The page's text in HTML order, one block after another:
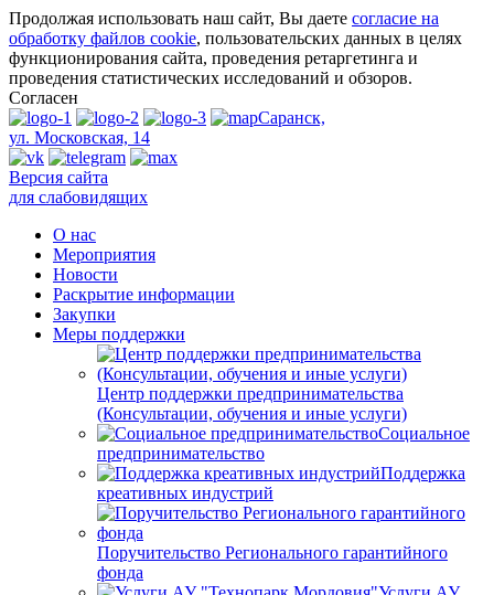
Продолжая использовать наш сайт, Вы даете согласие на
обработку файлов cookie, пользовательских данных в целях
функционирования сайта, проведения ретаргетинга и
проведения статистических исследований и обзоров.
Согласен
Саранск,
ул. Московская, 14
Версия сайта
для слабовидящих
О нас
Мероприятия
Новости
Раскрытие информации
Закупки
Меры поддержки
Центр поддержки предпринимательства
(Консультации, обучения и иные услуги)
Социальное
предпринимательство
Поддержка
креативных индустрий
Поручительство Регионального гарантийного
фонда